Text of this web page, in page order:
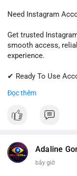
Need Instagram
Get trusted
smooth access,
experience.
✔ Ready To Use
✔ Professional
📱 WhatsApp: +1
#instagram
#digitalsolutions
Đọc thêm
Adaline
bây giờ